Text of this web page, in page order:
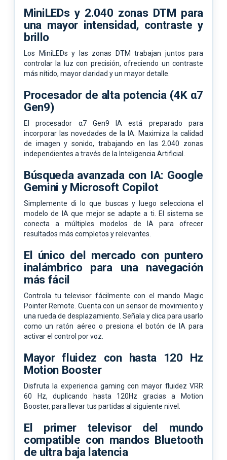
MiniLEDs y 2.040 zonas DTM para
una mayor intensidad, contraste y
brillo
Los MiniLEDs y las zonas DTM trabajan juntos para
controlar la luz con precisión, ofreciendo un contraste
más nítido, mayor claridad y un mayor detalle.
Procesador de alta potencia (4K α7
Gen9)
El procesador α7 Gen9 IA está preparado para
incorporar las novedades de la IA. Maximiza la calidad
de imagen y sonido, trabajando en las 2.040 zonas
independientes a través de la Inteligencia Artificial.
Búsqueda avanzada con IA: Google
Gemini y Microsoft Copilot
Simplemente di lo que buscas y luego selecciona el
modelo de IA que mejor se adapte a ti. El sistema se
conecta a múltiples modelos de IA para ofrecer
resultados más completos y relevantes.
El único del mercado con puntero
inalámbrico para una navegación
más fácil
Controla tu televisor fácilmente con el mando Magic
Pointer Remote. Cuenta con un sensor de movimiento y
una rueda de desplazamiento. Señala y clica para usarlo
como un ratón aéreo o presiona el botón de IA para
activar el control por voz.
Mayor fluidez con hasta 120 Hz
Motion Booster
Disfruta la experiencia gaming con mayor fluidez VRR
60 Hz, duplicando hasta 120Hz gracias a Motion
Booster, para llevar tus partidas al siguiente nivel.
El primer televisor del mundo
compatible con mandos Bluetooth
de ultra baja latencia